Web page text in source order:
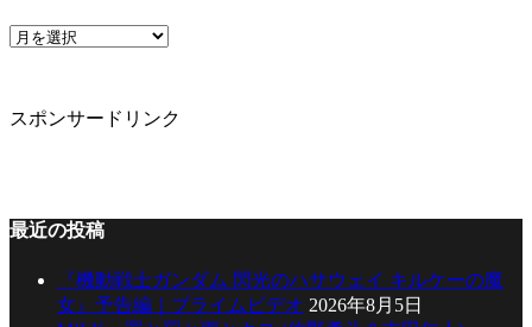
ー
ア
イ
スポンサードリンク
最近の投稿
『機動戦士ガンダム 閃光のハサウェイ キルケーの魔
女』予告編｜プライムビデオ 2026年8月5日